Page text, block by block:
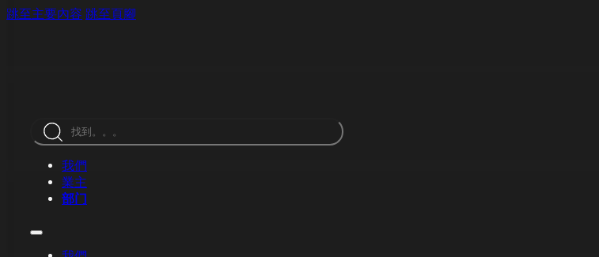
跳至主要內容 跳至頁腳
索
我們
業主
部门